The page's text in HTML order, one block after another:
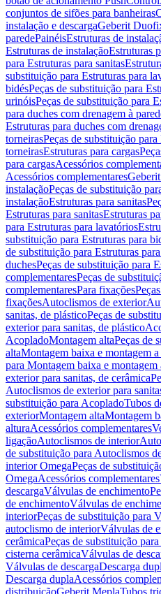
conjuntos de sifões para banheiras
instalação e descargaGeberit
paredePainéisEstruturas de
Estruturas de instalaçãoEstruturas
para Estruturas para sanitas
substituição para Estruturas para
bidésPeças de substituição para
urinóisPeças de substituição para
para duches com drenagem à
Estruturas para duches com
torneirasPeças de substituição para
torneirasEstruturas para cargas
para cargasAcessórios
Acessórios complementares
instalaçãoPeças de substituição
instalaçãoEstruturas para sanitas
Estruturas para sanitasEstruturas
para Estruturas para lavatórios
substituição para Estruturas para
de substituição para Estruturas
duchesPeças de substituição para
complementaresPeças de
complementaresPara fixações
fixaçõesAutoclismos de exterior
sanitas, de plásticoPeças de
exterior para sanitas, de plástico
AcopladoMontagem altaPeças de
altaMontagem baixa e montagem
para Montagem baixa e montagem
exterior para sanitas, de cerâmica
Autoclismos de exterior para
substituição para AcopladoTubos
exteriorMontagem altaMontagem
alturaAcessórios complementares
ligaçãoAutoclismos de interior
de substituição para Autoclismos
interior OmegaPeças de
OmegaAcessórios complementares
descargaVálvulas de enchimento
de enchimentoVálvulas de
interiorPeças de substituição para
autoclismo de interiorVálvulas de
cerâmicaPeças de substituição
cisterna cerâmicaVálvulas de
Válvulas de descargaDescarga
Descarga duplaAcessórios
distribuiçãoGeberit MeplaTubos